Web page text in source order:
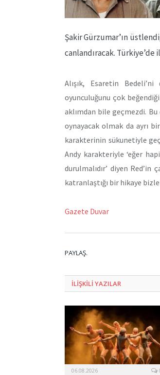
Şakir Gürzumar’ın
canlandıracak.
Alışık, Esaretin
oyunculuğunu çok
aklımdan bile geçmezdi. Bu
oynayacak olmak da ayrı
karakterinin sükunetiyle
Andy karakteriyle ‘eğer
durulmalıdır’ diyen Red’in
katranlaştığı bir hikaye
Gazete Duvar
PAYLAŞ.
ILIŞKILI YAZILAR
06.08.2026